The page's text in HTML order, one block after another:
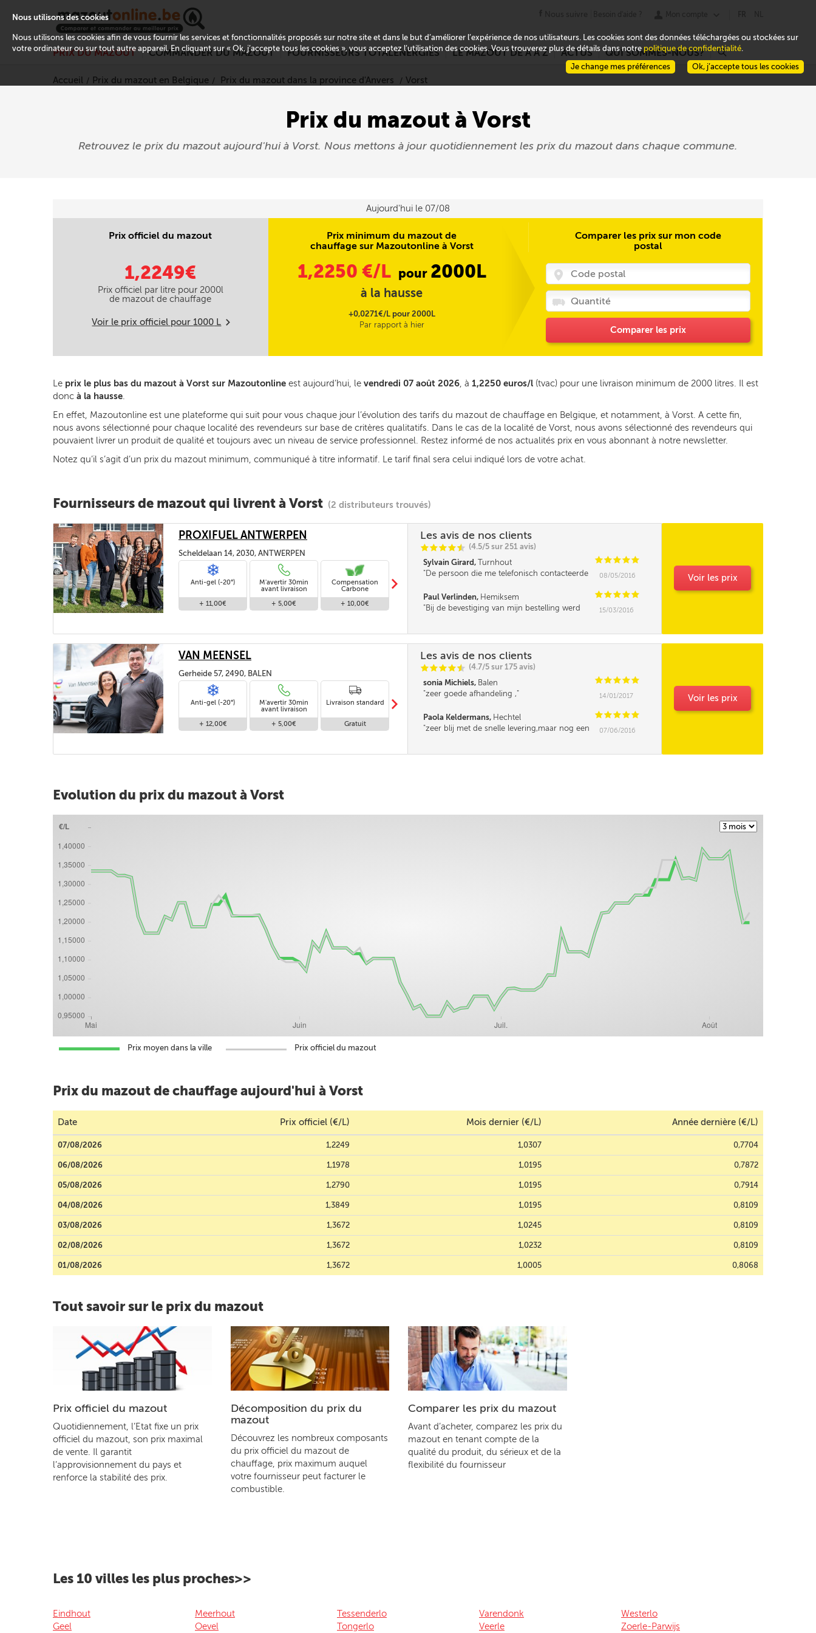
PRIX DU MAZOUT COMMANDER DU MAZOUT FOURNISSEURS TOTALENERGIES LE MAZOUT DE A À Z ACTUS QUI SOMMES-NOUS? r
Accueil Prix du mazout en Belgique Prix du mazout dans la province d'Anvers Vorst
Prix du mazout à Vorst
Retrouvez le prix du mazout aujourd'hui à Vorst. Nous mettons à jour quotidiennement les prix du mazout dans chaque commune.
Aujourd'hui le 07/08
Prix officiel du mazout
1,2249€
Prix officiel par litre pour 2000l
de mazout de chauffage
Voir le prix officiel pour1000 L m
Prix minimum du mazout de
chauffage sur Mazoutonline à Vorst
1,2250 €/L pour 2000L
à la hausse
+0,0271€/L pour 2000L
Par rapport à hier
Comparer les prix sur mon code
postal
Comparer les prix
Le prix le plus bas du mazout à Vorst sur Mazoutonline est aujourd’hui, le vendredi 07 août 2026, à 1,2250 euros/l (tvac) pour une livraison minimum de 2000 litres. Il est
donc à la hausse.
En effet, Mazoutonline est une plateforme qui suit pour vous chaque jour l’évolution des tarifs du mazout de chauffage en Belgique, et notamment, à Vorst. A cette fin,
nous avons sélectionné pour chaque localité des revendeurs sur base de critères qualitatifs. Dans le cas de la localité de Vorst, nous avons sélectionné des revendeurs qui
pouvaient livrer un produit de qualité et toujours avec un niveau de service professionnel. Restez informé de nos actualités prix en vous abonnant à notre newsletter.
Notez qu’il s’agit d’un prix du mazout minimum, communiqué à titre informatif. Le tarif final sera celui indiqué lors de votre achat.
Fournisseurs de mazout qui livrent à Vorst (2 distributeurs trouvés)
PROXIFUEL ANTWERPEN
Scheldelaan 14, 2030, ANTWERPEN
Anti-gel (-20°)
+ 11,00€
M'avertir 30min
avant livraison
+ 5,00€
Compensation
Carbone
+ 10,00€
Livraison standard
Gratuit
m
Les avis de nos clients
CCCCi
@ (4.5/5 sur 251 avis)
Sylvain Girard, Turnhout CCCCC
De persoon die me telefonisch contacteerde
leek me. Verder was de service super!
08/05/2016
Paul Verlinden, Hemiksem CCCCC
Bij de bevestiging van mijn bestelling werd
15/03/2016
Voir les prix
VAN MEENSEL
Gerheide 57, 2490, BALEN
Anti-gel (-20°)
+ 12,00€
M'avertir 30min
avant livraison
+ 5,00€
Livraison standard
Gratuit
Gratuit
m
Les avis de nos clients
CCCCi
@ (4.7/5 sur 175 avis)
sonia Michiels, Balen CCCCC
zeer goede afhandeling ,
14/01/2017
Paola Keldermans, Hechtel CCCCC
zeer blij met de snelle levering,maar nog een
gezet,en anders had ik maar de helft
07/06/2016
Voir les prix
Evolution du prix du mazout à Vorst
Prix moyen dans la ville Prix officiel du mazout
Prix du mazout de chauffage aujourd'hui à Vorst
Date Prix officiel (€/L) Mois dernier (€/L) Année dernière (€/L)
07/08/2026 1,2249 1,0307 0,7704
06/08/2026 1,1978 1,0195 0,7872
05/08/2026 1,2790 1,0195 0,7914
04/08/2026 1,3849 1,0195 0,8109
03/08/2026 1,3672 1,0245 0,8109
02/08/2026 1,3672 1,0232 0,8109
01/08/2026 1,3672 1,0005 0,8068
Tout savoir sur le prix du mazout
Prix officiel du mazout
Quotidiennement, l’Etat fixe un prix
officiel du mazout, son prix maximal
de vente. Il garantit
l’approvisionnement du pays et
renforce la stabilité des prix.
Décomposition du prix du
mazout
Découvrez les nombreux composants
du prix officiel du mazout de
chauffage, prix maximum auquel
votre fournisseur peut facturer le
combustible.
Comparer les prix du mazout
Avant d’acheter, comparez les prix du
mazout en tenant compte de la
qualité du produit, du sérieux et de la
flexibilité du fournisseur
Les 10 villes les plus proches>>
Eindhout
Geel
Meerhout
Oevel
Tessenderlo
Tongerlo
Varendonk
Veerle
Westerlo
Zoerle-Parwijs
Nous utilisons des cookies
Nous utilisons les cookies afin de vous fournir les services et fonctionnalités proposés sur notre site et dans le but d’améliorer l’expérience de nos utilisateurs. Les cookies sont des données téléchargées ou stockées sur
votre ordinateur ou sur tout autre appareil. En cliquant sur « Ok, j’accepte tous les cookies », vous acceptez l’utilisation des cookies. Vous trouverez plus de détails dans notre politique de confidentialité.
Ok, j’accepte tous les cookies
Je change mes préférences